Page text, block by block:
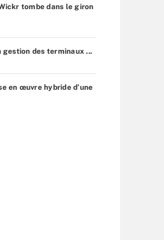
tombe dans le giron
des terminaux ...
en œuvre hybride d’une